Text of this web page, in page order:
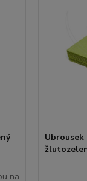
na
Ubrousek